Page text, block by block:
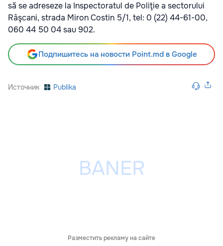
să se adreseze la Inspectoratul de Poliţie a sectorului
Râşcani, strada Miron Costin 5/1, tel: 0 (22) 44-61-00,
060 44 50 04 sau 902.
Подпишитесь на новости Point.md в Google
Источник Publika
Разместить рекламу на сайте